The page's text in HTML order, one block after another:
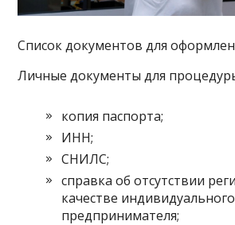
Список документов для
Личные документы для
копия паспорта;
ИНН;
СНИЛС;
справка об отсутствии
качестве индивидуального
предпринимателя;